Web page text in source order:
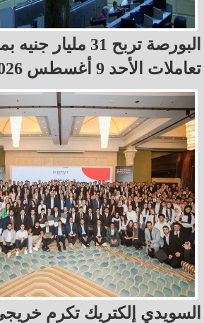
البورصة تربح 31 مليار
تعاملات الأحد 9 أغسطس 2026
السويدي إلكتريك تكرم